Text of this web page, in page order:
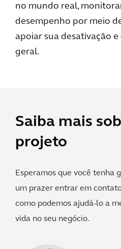
no mundo real,
desempenho por meio
apoiar sua desativação
geral.
Saiba mais
projeto
Esperamos que você tenha
um prazer entrar em
como podemos ajudá-lo a
vida no seu negócio.